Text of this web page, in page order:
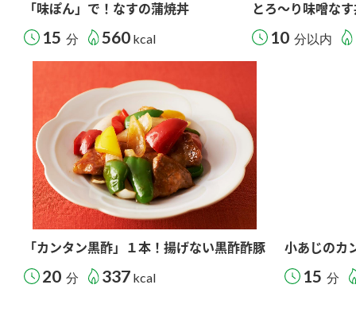
「味ぽん」で！なすの蒲焼丼
15 分 560 kcal
とろ～り味噌な
10 分以内
「カンタン黒酢」１本！揚げない黒酢酢豚
20 分 337 kcal
小あじのカ
15 分